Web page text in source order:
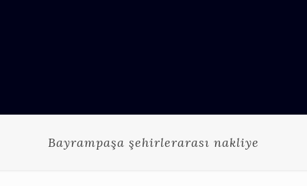
Bayrampaşa şehirlerarası nakliye